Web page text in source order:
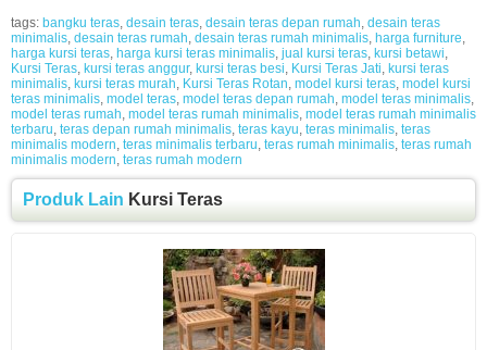
tags: bangku teras desain teras desain teras depan rumah desain teras
minimalis desain teras rumah desain teras rumah minimalis harga furniture
harga kursi teras harga kursi teras minimalis jual kursi teras kursi betawi
Kursi Teras kursi teras anggur, kursi teras besi Kursi Teras Jati kursi teras
minimalis kursi teras murah Kursi Teras Rotan model kursi teras model kursi
teras minimalis model teras model teras depan rumah model teras minimalis
model teras rumah model teras rumah minimalis model teras rumah minimalis
terbaru teras depan rumah minimalis teras kayu teras minimalis teras
minimalis modern teras minimalis terbaru teras rumah minimalis teras rumah
minimalis modern teras rumah modern
Produk Lain Kursi Teras